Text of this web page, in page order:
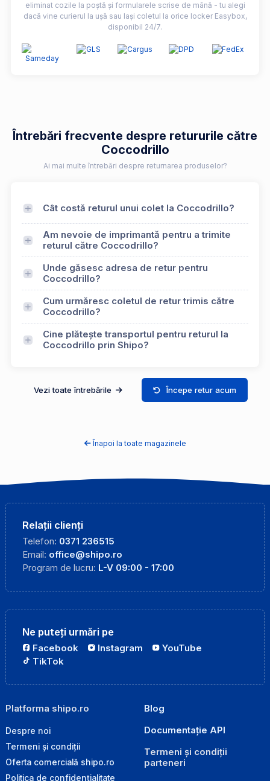
eliminat cozile la poștă și formularele scrise de mână - tu alegi
dacă vine curierul la ușă sau lași coletul la orice locker Easybox,
disponibil 24/7.
Întrebări frecvente despre retururile către
Coccodrillo
Ai mai multe întrebări despre returnarea produselor?
Cât costă returul unui colet la Coccodrillo?
Am nevoie de imprimantă pentru a trimite
returul către Coccodrillo?
Unde găsesc adresa de retur pentru
Coccodrillo?
Cum urmăresc coletul de retur trimis către
Coccodrillo?
Cine plătește transportul pentru returul la
Coccodrillo prin Shipo?
Vezi toate întrebările Începe retur acum
Înapoi la toate magazinele
Relații clienți
Telefon: 0371 236515
Email: office@shipo.ro
Program de lucru: L-V 09:00 - 17:00
Ne puteți urmări pe
Facebook Instagram
YouTube
TikTok
Platforma shipo.ro
Despre noi
Termeni și condiții
Oferta comercială shipo.ro
Politica de confidențialitate
Blog
Documentație API
Termeni și condiții
parteneri